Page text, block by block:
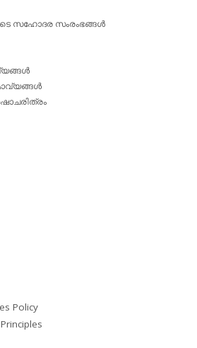
സഹോദര സംരംഭങ്ങള്‍
Policy